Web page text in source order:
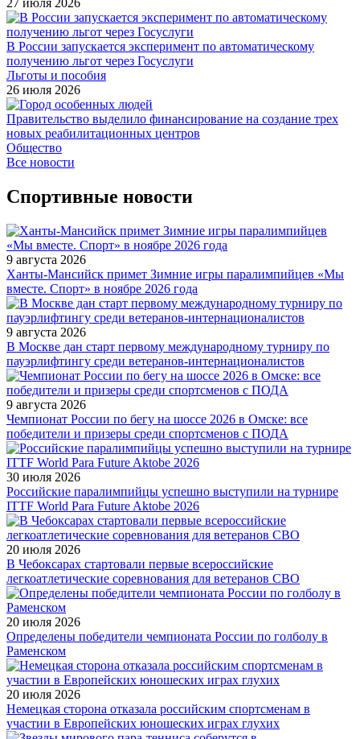
27 июля 2026
В России запускается эксперимент по автоматическому
получению льгот через Госуслуги
Льготы и пособия
26 июля 2026
Правительство выделило финансирование на создание трех
новых реабилитационных центров
Общество
Все новости
Спортивные новости
9 августа 2026
Ханты-Мансийск примет Зимние игры паралимпийцев «Мы
вместе. Спорт» в ноябре 2026 года
9 августа 2026
В Москве дан старт первому международному турниру по
пауэрлифтингу среди ветеранов-интернационалистов
9 августа 2026
Чемпионат России по бегу на шоссе 2026 в Омске: все
победители и призеры среди спортсменов с ПОДА
30 июля 2026
Российские паралимпийцы успешно выступили на турнире
ITTF World Para Future Aktobe 2026
20 июля 2026
В Чебоксарах стартовали первые всероссийские
легкоатлетические соревнования для ветеранов СВО
20 июля 2026
Определены победители чемпионата России по голболу в
Раменском
20 июля 2026
Немецкая сторона отказала российским спортсменам в
участии в Европейских юношеских играх глухих